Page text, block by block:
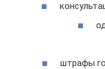
штрафы